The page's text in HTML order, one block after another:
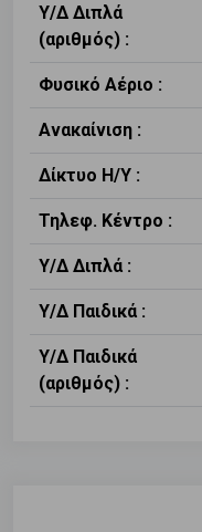
Υ/Δ Διπλά
(αριθμός) :
Φυσικό Αέριο :
Ανακαίνιση :
Δίκτυο Η/Υ :
Τηλεφ. Κέντρο :
Υ/Δ Διπλά :
Υ/Δ Παιδικά :
Υ/Δ Παιδικά
(αριθμός) :